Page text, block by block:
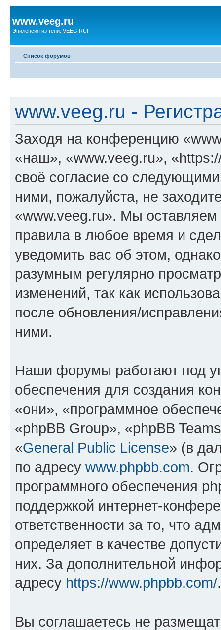
www.veeg.ru
Эпилепсия из тени. VEEG.RU!
Список форумов
www.veeg.ru -
Заходя на конференцию
«наш», «www.veeg.ru»,
своё согласие со
ними, пожалуйста, не
«www.veeg.ru». Мы оставляем
правила в любое время и
уведомить вас об этом,
разумным регулярно
изменений, так как
после обновления/
ними.
Наши форумы работают под
обеспечения для создания
«они», «программное
«phpBB Group», «phpBB
«General Public License» (в
по адресу www.phpbb.com.
программного обеспечения
поддержкой интернет-
ответственности за то, что
определяет в качестве
них. За дополнительной
адресу https://www.phpbb.com/.
Вы соглашаетесь не